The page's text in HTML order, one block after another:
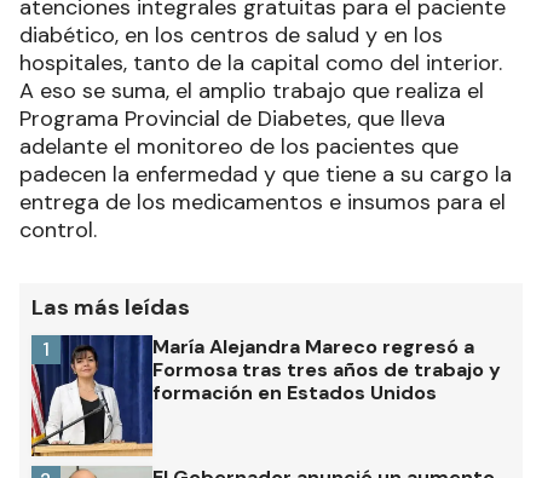
atenciones integrales gratuitas para el paciente
diabético, en los centros de salud y en los
hospitales, tanto de la capital como del interior.
A eso se suma, el amplio trabajo que realiza el
Programa Provincial de Diabetes, que lleva
adelante el monitoreo de los pacientes que
padecen la enfermedad y que tiene a su cargo la
entrega de los medicamentos e insumos para el
control.
Las más leídas
María Alejandra Mareco regresó a
Formosa tras tres años de trabajo y
formación en Estados Unidos
1